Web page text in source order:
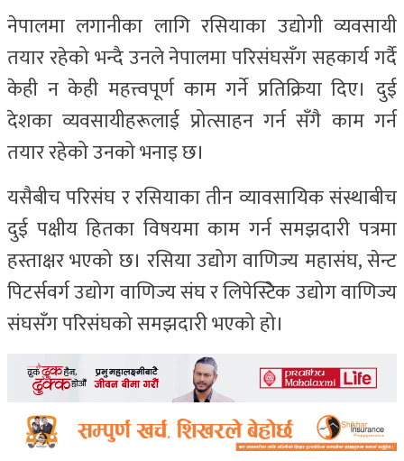
नेपालमा लगानीका लागि रसियाका उद्योगी व्यवसायी
तयार रहेको भन्दै उनले नेपालमा परिसंघसँग सहकार्य गर्दै
केही न केही महत्त्वपूर्ण काम गर्ने प्रतिक्रिया दिए। दुई
देशका व्यवसायीहरूलाई प्रोत्साहन गर्न सँगै काम गर्न
तयार रहेको उनको भनाइ छ।
यसैबीच परिसंघ र रसियाका तीन व्यावसायिक संस्थाबीच
दुई पक्षीय हितका विषयमा काम गर्न समझदारी पत्रमा
हस्ताक्षर भएको छ। रसिया उद्योग वाणिज्य महासंघ, सेन्ट
पिटर्सवर्ग उद्योग वाणिज्य संघ र लिपेस्टिेक उद्योग वाणिज्य
संघसँग परिसंघको समझदारी भएको हो।